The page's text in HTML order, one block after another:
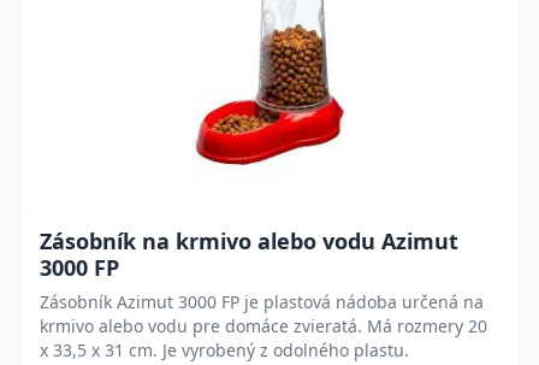
Zásobník na krmivo alebo vodu Azimut
3000 FP
Zásobník Azimut 3000 FP je plastová nádoba určená na
krmivo alebo vodu pre domáce zvieratá. Má rozmery 20
x 33,5 x 31 cm. Je vyrobený z odolného plastu.